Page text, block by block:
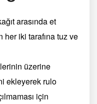
arasında et
iki tarafına tuz ve
üzerine
ekleyerek rulo
için